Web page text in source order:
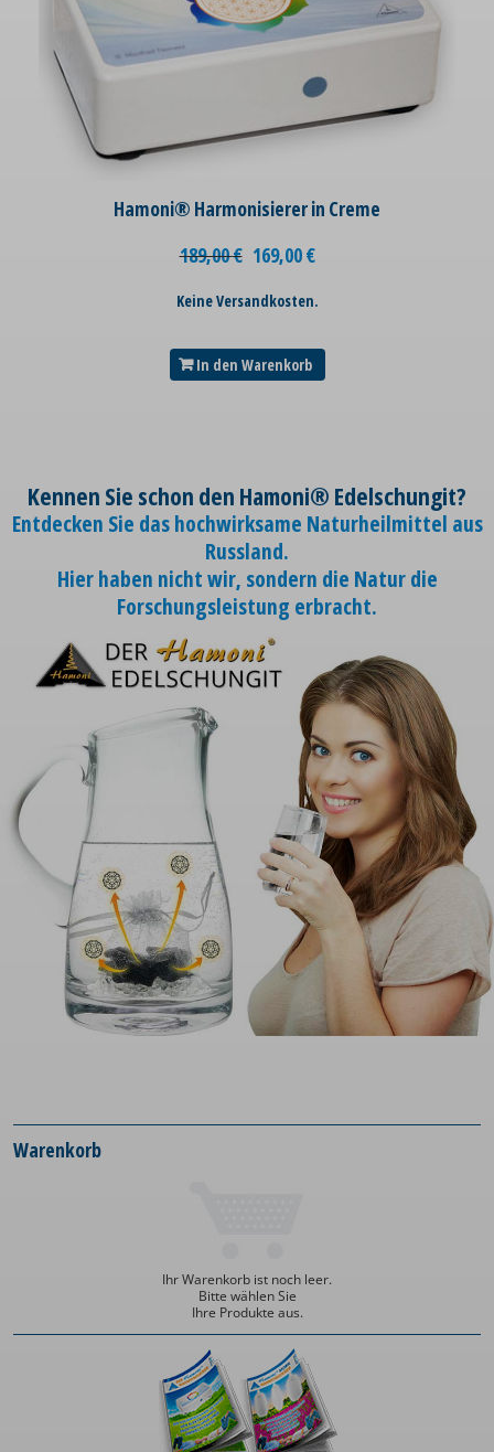
Hamoni® Harmonisierer in Creme
189,00€ 169,00€
Keine Versandkosten.
In den Warenkorb
Kennen Sie schon den Hamoni® Edelschungit?
Entdecken Sie das hochwirksame Naturheilmittel aus
Russland.
Hier haben nicht wir, sondern die Natur die
Forschungsleistung erbracht.
Warenkorb
Ihr Warenkorb ist noch leer.
Bitte wählen Sie
Ihre Produkte aus.